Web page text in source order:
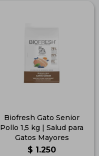
Biofresh Gato Senior
Pollo 1,5 kg | Salud para
Gatos Mayores
$ 1.250